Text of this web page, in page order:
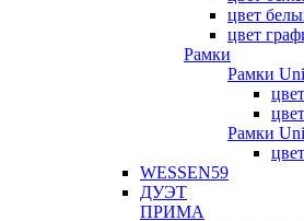
цвет
цвет
Рамки
Рамки
Рамки
WESSEN59
ДУЭТ
ПРИМА